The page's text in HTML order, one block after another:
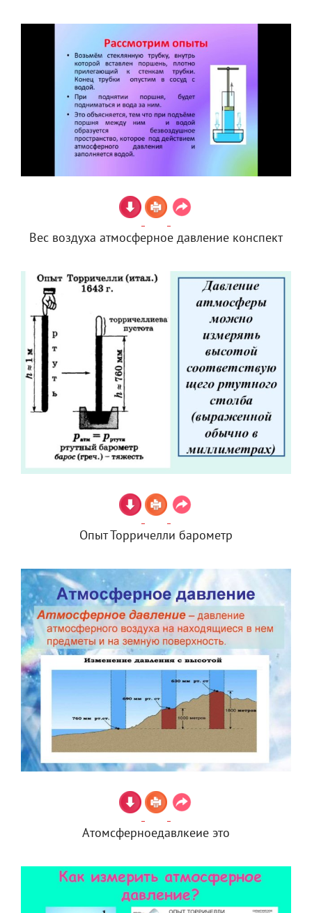
Вес воздуха атмосферное давление конспект
Опыт Торричелли барометр
Атомсферноедавлкеие это